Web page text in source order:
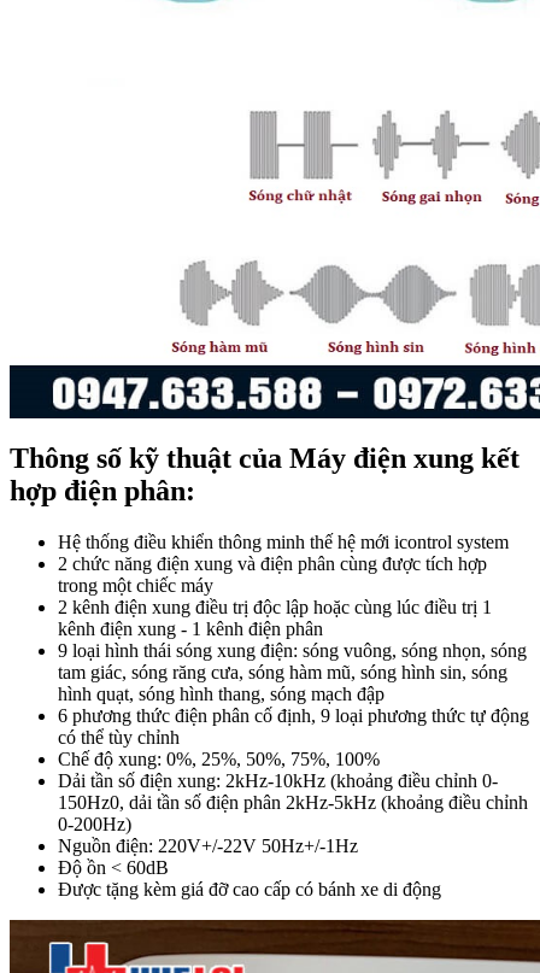
Thông số kỹ thuật của Máy điện xung kết
hợp điện phân:
Hệ thống điều khiển thông minh thế hệ mới icontrol system
2 chức năng điện xung và điện phân cùng được tích hợp
trong một chiếc máy
2 kênh điện xung điều trị độc lập hoặc cùng lúc điều trị 1
kênh điện xung - 1 kênh điện phân
9 loại hình thái sóng xung điện: sóng vuông, sóng nhọn, sóng
tam giác, sóng răng cưa, sóng hàm mũ, sóng hình sin, sóng
hình quạt, sóng hình thang, sóng mạch đập
6 phương thức điện phân cố định, 9 loại phương thức tự động
có thể tùy chỉnh
Chế độ xung: 0%, 25%, 50%, 75%, 100%
Dải tần số điện xung: 2kHz-10kHz (khoảng điều chỉnh 0-
150Hz0, dải tần số điện phân 2kHz-5kHz (khoảng điều chỉnh
0-200Hz)
Nguồn điện: 220V+/-22V 50Hz+/-1Hz
Độ ồn < 60dB
Được tặng kèm giá đỡ cao cấp có bánh xe di động